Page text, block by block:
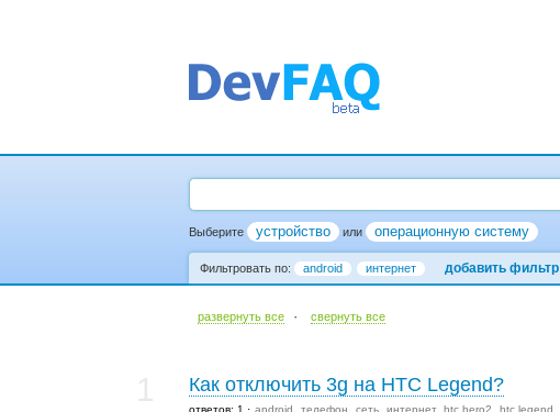
Выберите устройство или операционную систему
Фильтровать по: android интернет добавить фильтр
развернуть все · cвернуть все
Как отключить 3g на HTC Legend?
ответов: 1 android телефон сеть интернет htc hero2 htc legend